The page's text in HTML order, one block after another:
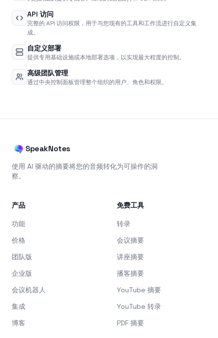
API 访问
完整的 API 访问权限，用于与您现有的工具和工作流进行自定义集
成。
自定义部署
提供专用基础设施或本地部署选项，以实现最大程度的控制。
高级团队管理
通过中央控制面板管理整个组织的用户、角色和权限。
SpeakNotes
使用 AI 驱动的摘要将您的音频转化为可操作的洞
察。
产品
功能
价格
团队版
企业版
会议机器人
集成
博客
免费工具
转录
会议摘要
讲座摘要
播客摘要
YouTube 摘要
YouTube 转录
PDF 摘要